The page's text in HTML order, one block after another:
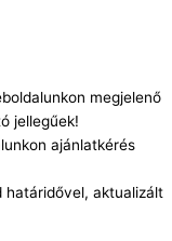
megjelenő
jellegűek!
ajánlatkérés
határidővel, aktualizált